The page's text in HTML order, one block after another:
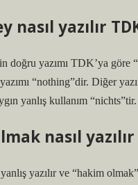
nasıl yazılır
doğru yazımı TDK’ya göre
“nothing”dir. Diğer
yanlış kullanım “nichts”tir.
nasıl yazılır
yazılır ve “hakim